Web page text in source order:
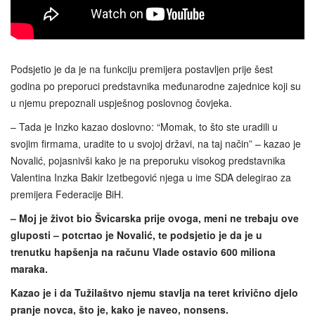
Podsjetio je da je na funkciju premijera postavljen prije šest
godina po preporuci predstavnika međunarodne zajednice koji su
u njemu prepoznali uspješnog poslovnog čovjeka.
– Tada je Inzko kazao doslovno: “Momak, to što ste uradili u
svojim firmama, uradite to u svojoj državi, na taj način” – kazao je
Novalić, pojasnivši kako je na preporuku visokog predstavnika
Valentina Inzka Bakir Izetbegović njega u ime SDA delegirao za
premijera Federacije BiH.
– Moj je život bio Švicarska prije ovoga, meni ne trebaju ove
gluposti – potcrtao je Novalić, te podsjetio je da je u
trenutku hapšenja na računu Vlade ostavio 600 miliona
maraka.
Kazao je i da Tužilaštvo njemu stavlja na teret krivično djelo
pranje novca, što je, kako je naveo, nonsens.